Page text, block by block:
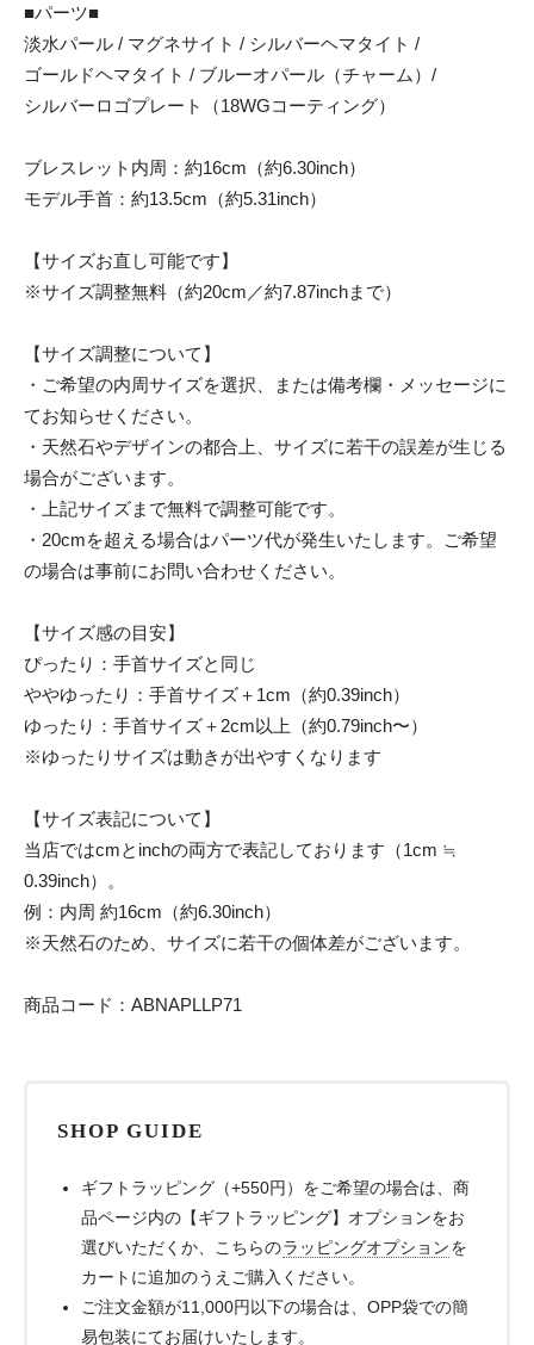
■パーツ■
淡水パール / マグネサイト / シルバーヘマタイト /
ゴールドヘマタイト / ブルーオパール（チャーム）/
シルバーロゴプレート（18WGコーティング）
ブレスレット内周：約16cm（約6.30inch）
モデル手首：約13.5cm（約5.31inch）
【サイズお直し可能です】
※サイズ調整無料（約20cm／約7.87inchまで）
【サイズ調整について】
・ご希望の内周サイズを選択、または備考欄・メッセージに
てお知らせください。
・天然石やデザインの都合上、サイズに若干の誤差が生じる
場合がございます。
・上記サイズまで無料で調整可能です。
・20cmを超える場合はパーツ代が発生いたします。ご希望
の場合は事前にお問い合わせください。
【サイズ感の目安】
ぴったり：手首サイズと同じ
ややゆったり：手首サイズ＋1cm（約0.39inch）
ゆったり：手首サイズ＋2cm以上（約0.79inch〜）
※ゆったりサイズは動きが出やすくなります
【サイズ表記について】
当店ではcmとinchの両方で表記しております（1cm ≒
0.39inch）。
例：内周 約16cm（約6.30inch）
※天然石のため、サイズに若干の個体差がございます。
商品コード：ABNAPLLP71
SHOP GUIDE
ギフトラッピング（+550円）をご希望の場合は、商
品ページ内の【ギフトラッピング】オプションをお
選びいただくか、こちらのラッピングオプションを
カートに追加のうえご購入ください。
ご注文金額が11,000円以下の場合は、OPP袋での簡
易包装にてお届けいたします。